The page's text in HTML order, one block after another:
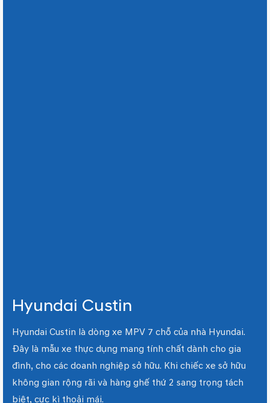
Hyundai Custin
Hyundai Custin là dòng xe MPV 7 chỗ của nhà Hyundai.
Đây là mẫu xe thực dụng mang tính chất dành cho gia
đình, cho các doanh nghiệp sở hữu. Khi chiếc xe sở hữu
không gian rộng rãi và hàng ghế thứ 2 sang trọng tách
biệt, cực kì thoải mái.